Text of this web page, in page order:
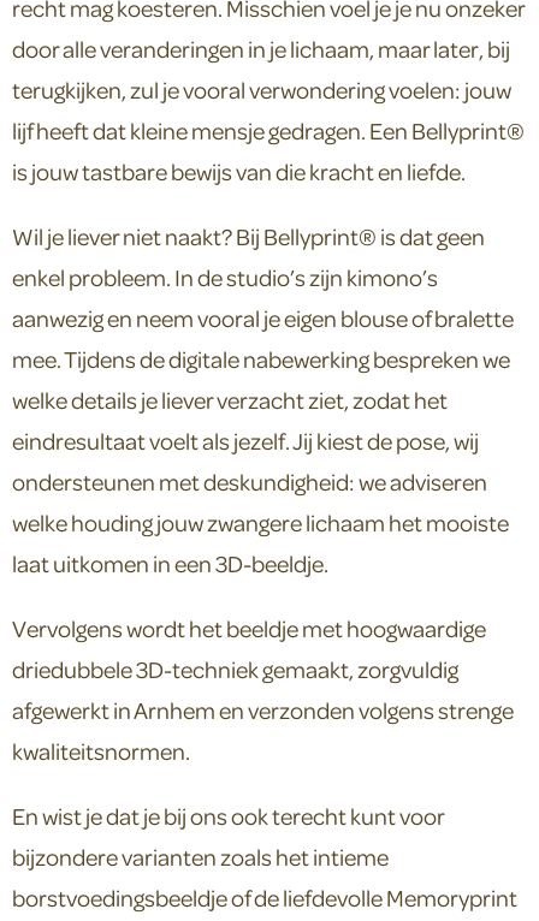
recht mag koesteren. Misschien voel je je nu onzeker
door alle veranderingen in je lichaam, maar later, bij
terugkijken, zul je vooral verwondering voelen: jouw
lijf heeft dat kleine mensje gedragen. Een Bellyprint®
is jouw tastbare bewijs van die kracht en liefde.
Wil je liever niet naakt? Bij Bellyprint® is dat geen
enkel probleem. In de studio’s zijn kimono’s
aanwezig en neem vooral je eigen blouse of bralette
mee. Tijdens de digitale nabewerking bespreken we
welke details je liever verzacht ziet, zodat het
eindresultaat voelt als jezelf. Jij kiest de pose, wij
ondersteunen met deskundigheid: we adviseren
welke houding jouw zwangere lichaam het mooiste
laat uitkomen in een 3D-beeldje.
Vervolgens wordt het beeldje met hoogwaardige
driedubbele 3D-techniek gemaakt, zorgvuldig
afgewerkt in Arnhem en verzonden volgens strenge
kwaliteitsnormen.
En wist je dat je bij ons ook terecht kunt voor
bijzondere varianten zoals het intieme
borstvoedingsbeeldje of de liefdevolle Memoryprint